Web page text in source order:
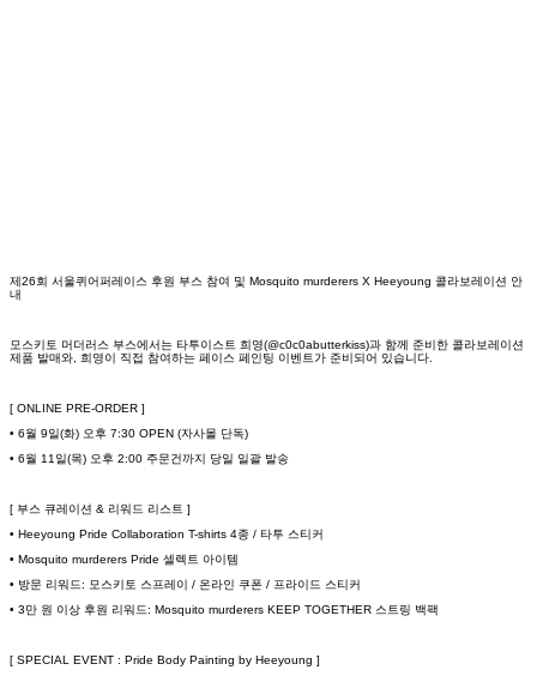
제26회 서울퀴어퍼레이스 후원 부스 참여 및 Mosquito murderers X Heeyoung 콜라보레이션 안
내
모스키토 머더러스 부스에서는 타투이스트 희영(@c0c0abutterkiss)과 함께 준비한 콜라보레이션
제품 발매와, 희영이 직접 참여하는 페이스 페인팅 이벤트가 준비되어 있습니다.
[ ONLINE PRE-ORDER ]
• 6월 9일(화) 오후 7:30 OPEN (자사몰 단독)
• 6월 11일(목) 오후 2:00 주문건까지 당일 일괄 발송
[ 부스 큐레이션 & 리워드 리스트 ]
• Heeyoung Pride Collaboration T-shirts 4종 / 타투 스티커
• Mosquito murderers Pride 셀렉트 아이템
• 방문 리워드: 모스키토 스프레이 / 온라인 쿠폰 / 프라이드 스티커
• 3만 원 이상 후원 리워드: Mosquito murderers KEEP TOGETHER 스트링 백팩
[ SPECIAL EVENT : Pride Body Painting by Heeyoung ]